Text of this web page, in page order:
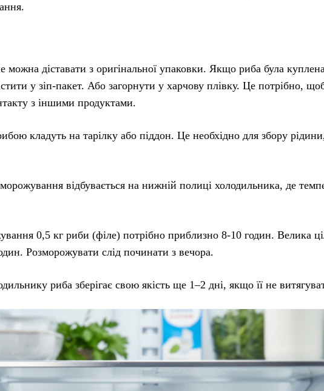
можна діставати з оригінальної упаковки. Якщо риба була
у зіп-пакет. Або загорнути у харчову плівку. Це потрібно,
з іншими продуктами.
кладуть на тарілку або піддон. Це необхідно для збору
відбувається на нижній полиці холодильника, де
0,5 кг риби (філе) потрібно приблизно 8-10 годин. Велика
Розморожувати слід починати з вечора.
риба зберігає свою якість ще 1–2 дні, якщо її не